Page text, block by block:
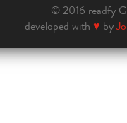
© 2016 readfy
developed with ♥ by